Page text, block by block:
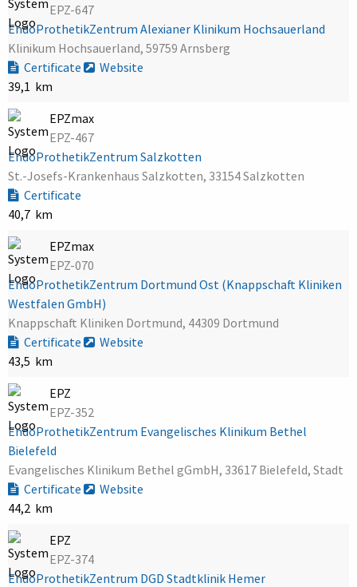
EPZ-647
EndoProthetikZentrum Alexianer Klinikum Hochsauerland
Klinikum Hochsauerland, 59759 Arnsberg
Certificate
Website
39,1 km
EPZmax
EPZ-467
EndoProthetikZentrum Salzkotten
St.-Josefs-Krankenhaus Salzkotten, 33154 Salzkotten
Certificate
40,7 km
EPZmax
EPZ-070
EndoProthetikZentrum Dortmund Ost (Knappschaft Kliniken
Westfalen GmbH)
Knappschaft Kliniken Dortmund, 44309 Dortmund
Certificate
Website
43,5 km
EPZ
EPZ-352
EndoProthetikZentrum Evangelisches Klinikum Bethel
Bielefeld
Evangelisches Klinikum Bethel gGmbH, 33617 Bielefeld, Stadt
Certificate
Website
44,2 km
EPZ
EPZ-374
EndoProthetikZentrum DGD Stadtklinik Hemer